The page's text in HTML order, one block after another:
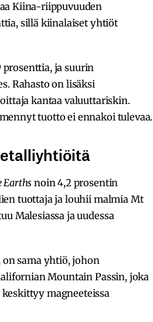
Kiina-riippuvuuden
sillä kiinalaiset yhtiöt
ja suurin
Rahasto on lisäksi
kantaa valuuttariskin.
tuotto ei ennakoi tulevaa.
Earths noin 4,2 prosentin
tuottaja ja louhii malmia Mt
Malesiassa ja uudessa
on sama yhtiö, johon
Mountain Passin, joka
magneeteissa